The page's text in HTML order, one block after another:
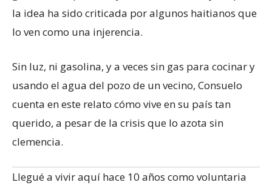
la idea ha sido criticada por algunos haitianos que
lo ven como una injerencia.
Sin luz, ni gasolina, y a veces sin gas para cocinar y
usando el agua del pozo de un vecino, Consuelo
cuenta en este relato cómo vive en su país tan
querido, a pesar de la crisis que lo azota sin
clemencia.
Llegué a vivir aquí hace 10 años como voluntaria